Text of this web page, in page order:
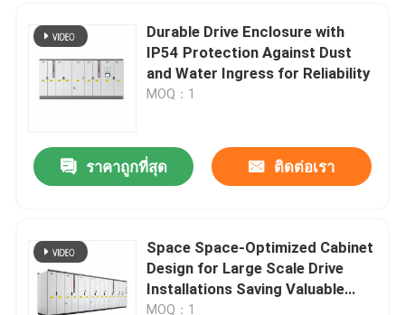
Durable Drive Enclosure with
IP54 Protection Against Dust
and Water Ingress for Reliability
MOQ：1
ราคาถูกที่สุด ติดต่อเรา
Space Space-Optimized Cabinet
Design for Large Scale Drive
Installations Saving Valuable
Floor Space
MOQ：1